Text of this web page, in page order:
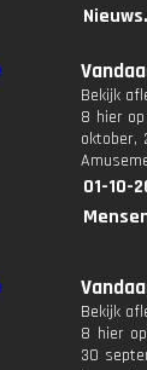
Bekijk
8 hier
oktober,
01-10-
Bekijk
8 hier
30